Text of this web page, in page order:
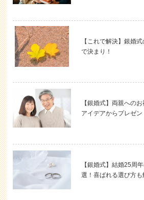
【これで解決】銀婚
で決まり！
【銀婚式】両親への
アイデアからプレゼン
【銀婚式】結婚25周
選！喜ばれる選び方も